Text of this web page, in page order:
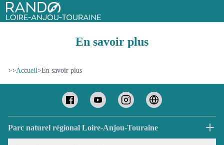
Rando Loire-Anjou-Touraine
En savoir plus
>>Accueil>En savoir plus
Parc naturel régional Loire-Anjou-Touraine